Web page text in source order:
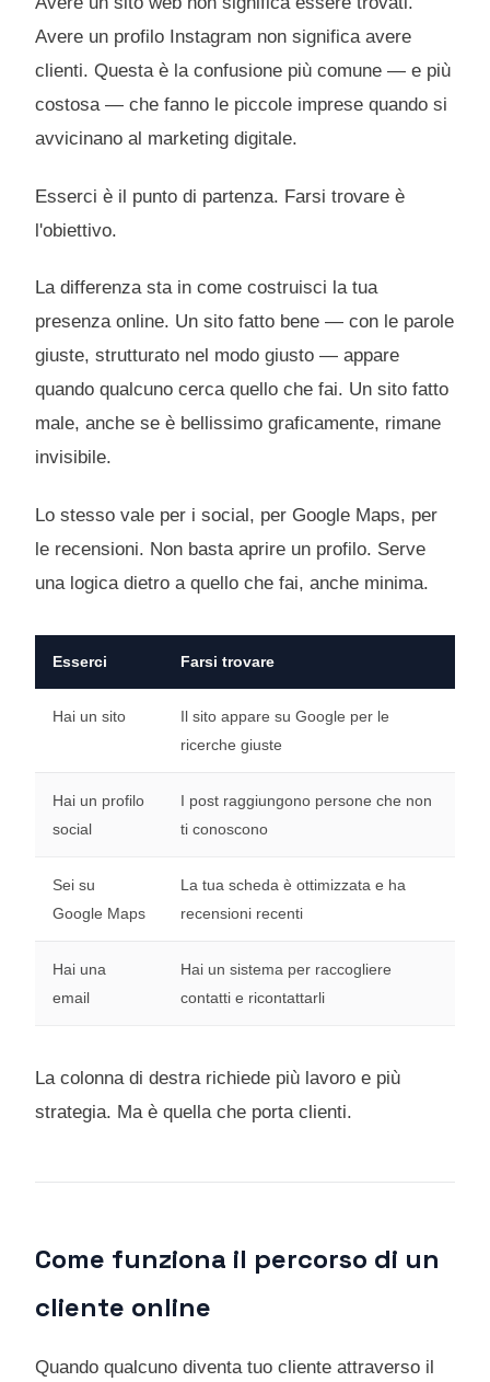
Avere un profilo Instagram non significa avere
clienti. Questa è la confusione più comune — e più
costosa — che fanno le piccole imprese quando si
avvicinano al marketing digitale.
Esserci è il punto di partenza. Farsi trovare è
l'obiettivo.
La differenza sta in come costruisci la tua
presenza online. Un sito fatto bene — con le parole
giuste, strutturato nel modo giusto — appare
quando qualcuno cerca quello che fai. Un sito fatto
male, anche se è bellissimo graficamente, rimane
invisibile.
Lo stesso vale per i social, per Google Maps, per
le recensioni. Non basta aprire un profilo. Serve
una logica dietro a quello che fai, anche minima.
Esserci Farsi trovare
Hai un sito
Il sito appare su Google per le
ricerche giuste
Hai un profilo
social
I post raggiungono persone che non
ti conoscono
Sei su
Google Maps
La tua scheda è ottimizzata e ha
recensioni recenti
Hai una
email
Hai un sistema per raccogliere
contatti e ricontattarli
La colonna di destra richiede più lavoro e più
strategia. Ma è quella che porta clienti.
Come funziona il percorso di un
cliente online
Quando qualcuno diventa tuo cliente attraverso il